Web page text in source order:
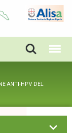
ANTI-HPV DEL